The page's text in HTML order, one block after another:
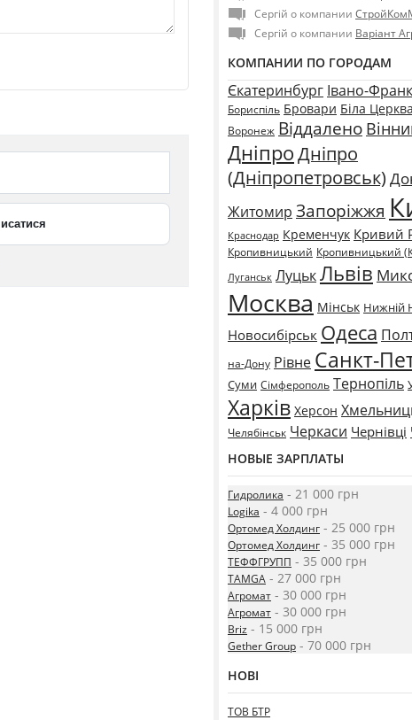
Сергій о компании
Сергій о компании Варіант
КОМПАНИИ ПО ГОРОДАМ
Єкатеринбург Івано-
Бориспіль Бровари Біла Церква
Воронеж Віддалено
ДніпроДніпро
(Дніпропетровськ)
Житомир Запоріжжя
Краснодар Кременчук Кривий
Кропивницький Кропивницький
Луганськ ЛуцькЛьвів
Москва Мінськ Нижній
Новосибірськ Одеса
на-Дону Рівне Санкт-
Суми Сімферополь Тернопіль
Харків Херсон
Челябінськ Черкаси Чернівці
НОВЫЕ ЗАРПЛАТЫ
Гидролика - 21 000 грн
Logika - 4 000 грн
Ортомед Холдинг - 25 000 грн
Ортомед Холдинг - 35 000 грн
ТЕФФГРУПП - 35 000 грн
TAMGA - 27 000 грн
Агромат - 30 000 грн
Агромат - 30 000 грн
Briz - 15 000 грн
Gether Group - 70 000 грн
НОВІ
ТОВ БТР